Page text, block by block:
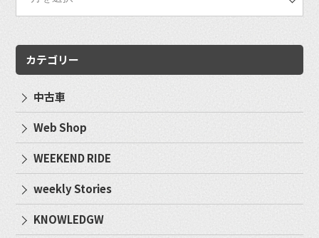
カテゴリー
中古車
Web Shop
WEEKEND RIDE
weekly Stories
KNOWLEDGW